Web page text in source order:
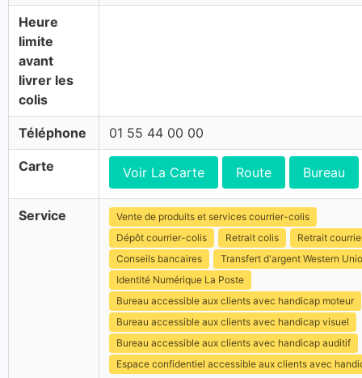
Heure
limite
avant
livrer les
colis
Téléphone 01 55 44 00 00
Carte Voir La Carte Route Bureau
Service
Vente de produits et services courrier-colis
Dépôt courrier-colis
Retrait colis
Retrait
Conseils bancaires
Transfert d'argent Western
Identité Numérique La Poste
Bureau accessible aux clients avec handicap moteur
Bureau accessible aux clients avec handicap visuel
Bureau accessible aux clients avec handicap auditif
Espace confidentiel accessible aux clients avec